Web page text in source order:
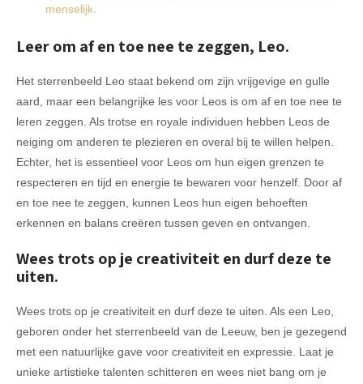
menselijk.
Leer om af en toe nee te zeggen, Leo.
Het sterrenbeeld Leo staat bekend om zijn vrijgevige en gulle
aard, maar een belangrijke les voor Leos is om af en toe nee te
leren zeggen. Als trotse en royale individuen hebben Leos de
neiging om anderen te plezieren en overal bij te willen helpen.
Echter, het is essentieel voor Leos om hun eigen grenzen te
respecteren en tijd en energie te bewaren voor henzelf. Door af
en toe nee te zeggen, kunnen Leos hun eigen behoeften
erkennen en balans creëren tussen geven en ontvangen.
Wees trots op je creativiteit en durf deze te
uiten.
Wees trots op je creativiteit en durf deze te uiten. Als een Leo,
geboren onder het sterrenbeeld van de Leeuw, ben je gezegend
met een natuurlijke gave voor creativiteit en expressie. Laat je
unieke artistieke talenten schitteren en wees niet bang om je